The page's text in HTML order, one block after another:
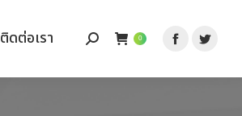
ติดต่อเรา Search: 0
Facebook
pagepage
ติดต่อเรา Search: 0
Facebook
pagepage